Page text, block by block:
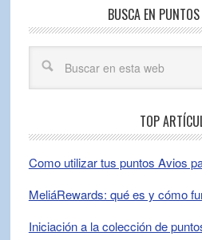
BUSCA EN
TOP
Como utilizar tus puntos Avios
MeliáRewards: qué es y cómo
Iniciación a la colección de